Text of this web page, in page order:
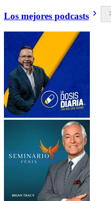
Los mejores podcasts